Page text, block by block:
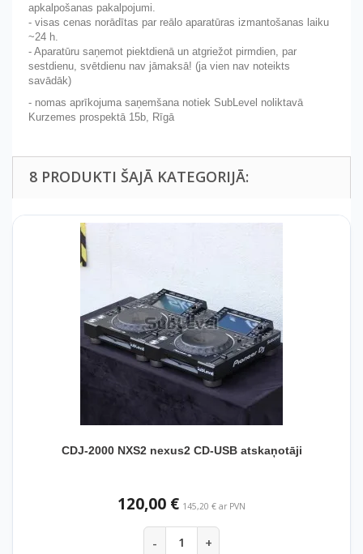
apkalpošanas pakalpojumi.
- visas cenas norādītas par reālo aparatūras izmantošanas laiku
~24 h.
- Aparatūru saņemot piektdienā un atgriežot pirmdien, par
sestdienu, svētdienu nav jāmaksā! (ja vien nav noteikts
savādāk)
- nomas aprīkojuma saņemšana notiek SubLevel noliktavā
Kurzemes prospektā 15b, Rīgā
8 PRODUKTI ŠAJĀ KATEGORIJĀ:
CDJ-2000 NXS2 nexus2 CD-USB atskaņotāji
120,00 € 145,20 € ar PVN
- +